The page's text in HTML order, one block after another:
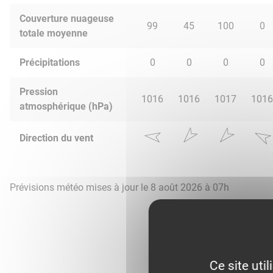
Couverture nuageuse
totale moyenne
99 45 100 0
Précipitations 0 0 0 0
Pression
atmosphérique (hPa)
1016 1016 1017 1016
Direction du vent
Prévisions météo mises à jour le 8 août 2026 à 07h
Ce site